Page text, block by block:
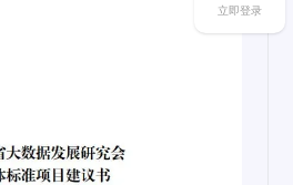
立即登录